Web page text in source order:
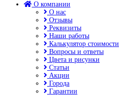
О компании
О нас
Отзывы
Реквизиты
Наши работы
Калькулятор стоимости
Вопросы и ответы
Цвета и рисунки
Статьи
Акции
Города
Гарантии